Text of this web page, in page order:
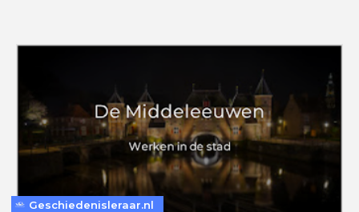
Geschiedenisleraar.nl